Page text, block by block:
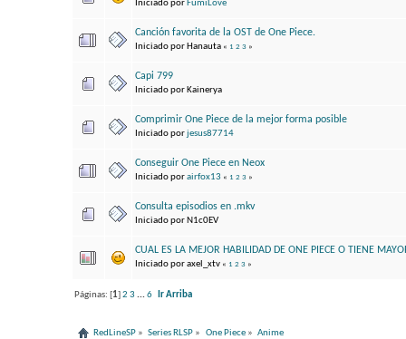
Iniciado porFumiLove
Canción favorita de la OST de One Piece.
Iniciado por Hanauta « 1 2 3»
Capi 799
Iniciado por Kainerya
Comprimir One Piece de la mejor forma posible
Iniciado porjesus87714
Conseguir One Piece en Neox
Iniciado porairfox13 « 1 2 3»
Consulta episodios en .mkv
Iniciado por N1c0EV
CUAL ES LA MEJOR HABILIDAD DE ONE PIECE O TIENE
Iniciado por axel_xtv « 1 2 3»
Páginas: [1] 2 3 ...6 Ir Arriba
RedLineSP » Series RLSP » One Piece» Anime